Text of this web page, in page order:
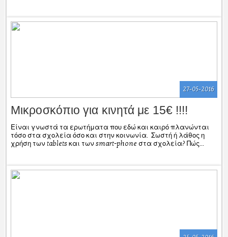
27-05-2016
Mικροσκόπιο για κινητά με 15€ !!!!
Είναι γνωστά τα ερωτήματα που εδώ και καιρό πλανώνται
τόσο στα σχολεία όσο και στην κοινωνία. Σωστή ή λάθος η
χρήση των tablets και των smart-phone στα σχολεία? Πώς...